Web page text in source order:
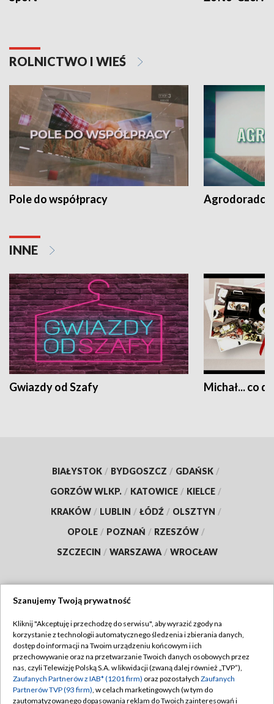
ROLNICTWO I WIEŚ
Pole do współpracy Agrodoradcy
INNE
Gwiazdy od Szafy Michał... co
BIAŁYSTOK / BYDGOSZCZ / GDAŃSK /
GORZÓW WLKP. / KATOWICE / KIELCE /
KRAKÓW / LUBLIN / ŁÓDŹ / OLSZTYN /
OPOLE / POZNAŃ / RZESZÓW /
SZCZECIN / WARSZAWA / WROCŁAW
TVP
Abonament TVP
Emisja w TVP
Centrum informacji TVP
Regulamin TVP
Polityka prywatności
Moje zgody
Szanujemy Twoją prywatność
Kliknij "Akceptuję i przechodzę do serwisu", aby wyrazić zgody na
korzystanie z technologii automatycznego śledzenia i zbierania danych,
dostęp do informacji na Twoim urządzeniu końcowym i ich
przechowywanie oraz na przetwarzanie Twoich danych osobowych przez
nas, czyli Telewizję Polską S.A. w likwidacji (zwaną dalej również „TVP”),
Zaufanych Partnerów z IAB* (1201 firm) oraz pozostałych Zaufanych
Partnerów TVP (93 firm), w celach marketingowych (w tym do
zautomatyzowanego dopasowania reklam do Twoich zainteresowań i